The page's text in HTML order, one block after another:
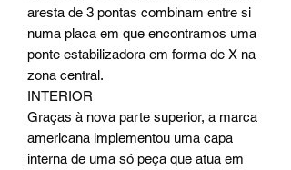
aresta de 3 pontas combinam entre si
numa placa em que encontramos uma
ponte estabilizadora em forma de X na
zona central.
INTERIOR
Graças à nova parte superior, a marca
americana implementou uma capa
interna de uma só peça que atua em